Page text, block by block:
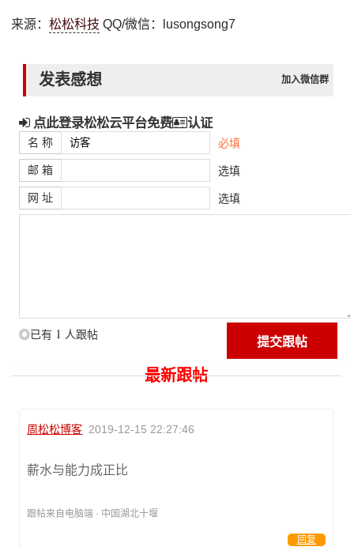
来源：松松科技 QQ/微信：lusongsong7
发表感想 加入微信群
点此登录松松云平台免费 认证
名 称 必填
邮 箱 选填
网 址 选填
◎已有 1 人跟帖
最新跟帖
周松松博客 2019-12-15 22:27:46
薪水与能力成正比
跟帖来自电脑端 · 中国湖北十堰
回复